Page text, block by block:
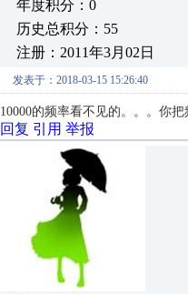
年度积分：0
历史总积分：55
注册：2011年3月02日
发表于：2018-03-15 15:26:40
10000的频率看不见的。。。你
回复 引用 举报